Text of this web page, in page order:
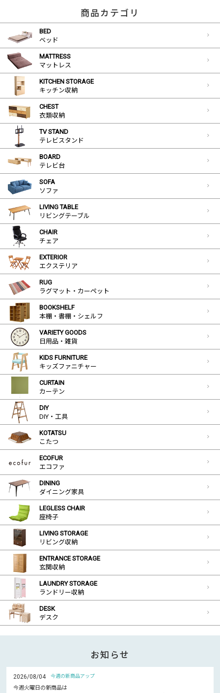
商品カテゴリ
BED
ベッド
MATTRESS
マットレス
KITCHEN STORAGE
キッチン収納
CHEST
衣類収納
TV STAND
テレビスタンド
BOARD
テレビ台
SOFA
ソファ
LIVING TABLE
リビングテーブル
CHAIR
チェア
EXTERIOR
エクステリア
RUG
ラグマット・カーペット
BOOKSHELF
本棚・書棚・シェルフ
VARIETY GOODS
日用品・雑貨
KIDS FURNITURE
キッズファニチャー
CURTAIN
カーテン
DIY
DIY・工具
KOTATSU
こたつ
ECOFUR
エコファ
DINING
ダイニング家具
LEGLESS CHAIR
座椅子
LIVING STORAGE
リビング収納
ENTRANCE STORAGE
玄関収納
LAUNDRY STORAGE
ランドリー収納
DESK
デスク
お知らせ
2026/08/04 今週の新商品アップ
今週火曜日の新商品は